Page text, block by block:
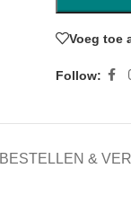
Voeg toe
Follow:
BESTELLEN &